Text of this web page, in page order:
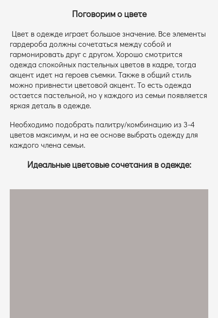
Поговорим о цвете
Цвет в одежде играет большое значение. Все элементы
гардероба должны сочетаться между собой и
гармонировать друг с другом. Хорошо смотрится
одежда спокойных пастельных цветов в кадре, тогда
акцент идет на героев съемки. Также в общий стиль
можно привнести цветовой акцент. То есть одежда
остается пастельной, но у каждого из семьи появляется
яркая деталь в одежде.
Необходимо подобрать палитру/комбинацию из 3-4
цветов максимум, и на ее основе выбрать одежду для
каждого члена семьи.
Идеальные цветовые сочетания в одежде: